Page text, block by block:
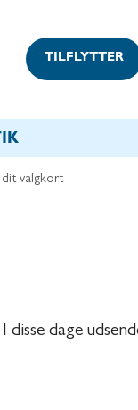
TILFLYTTER
dit valgkort
dage